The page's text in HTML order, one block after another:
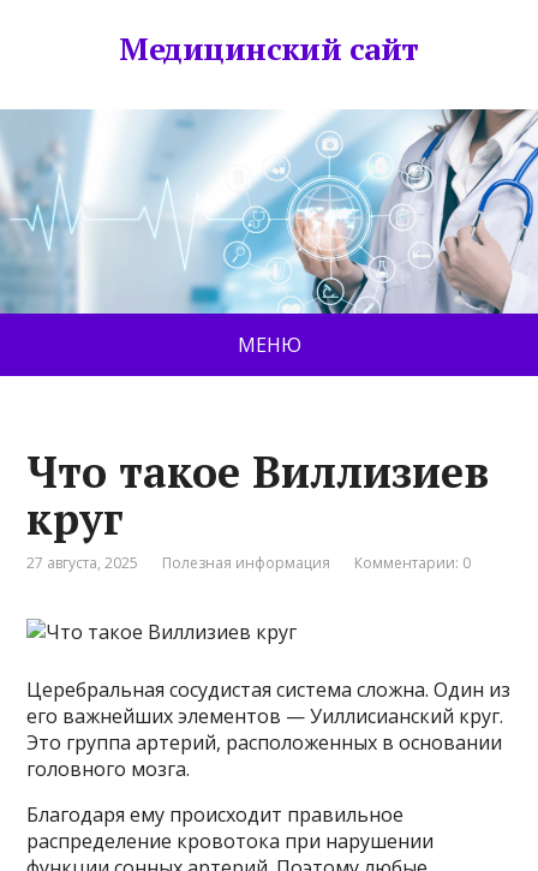
Медицинский сайт
МЕНЮ
Что такое Виллизиев
круг
27 августа, 2025 Полезная информация Комментарии: 0
Церебральная сосудистая система сложна. Один из
его важнейших элементов — Уиллисианский круг.
Это группа артерий, расположенных в основании
головного мозга.
Благодаря ему происходит правильное
распределение кровотока при нарушении